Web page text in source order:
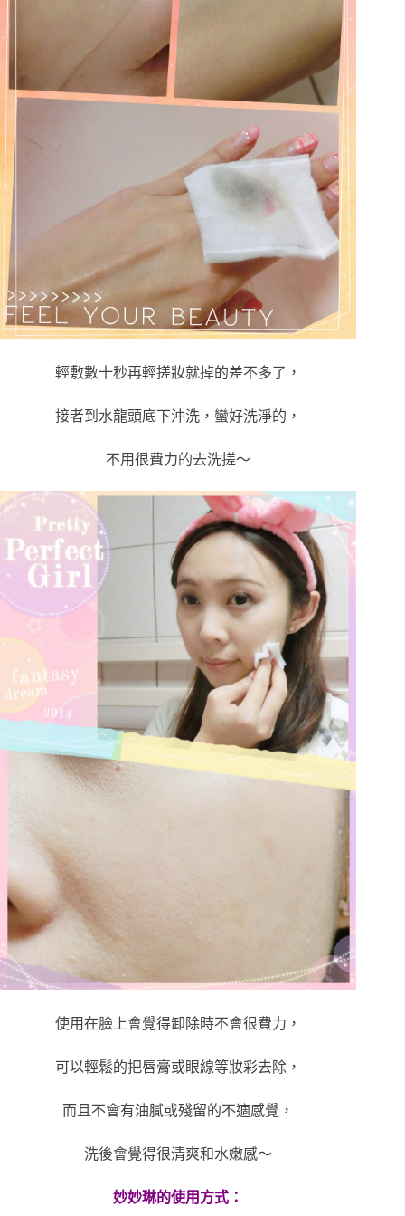
輕敷數十秒再輕搓妝就掉的差不多了，
接者到水龍頭底下沖洗，蠻好洗淨的，
不用很費力的去洗搓～
使用在臉上會覺得卸除時不會很費力，
可以輕鬆的把唇膏或眼線等妝彩去除，
而且不會有油膩或殘留的不適感覺，
洗後會覺得很清爽和水嫩感～
妙妙琳的使用方式：